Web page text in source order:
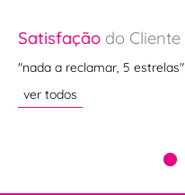
Satisfação do Cliente
"nada a reclamar, 5 estrelas"
ver todos